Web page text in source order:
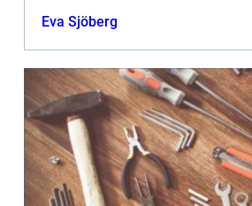
Eva Sjöberg